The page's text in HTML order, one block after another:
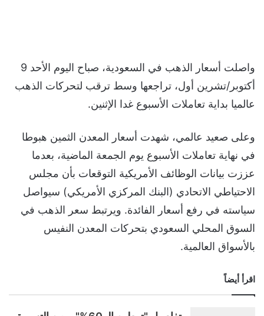
واصلت أسعار الذهب في السعودية، صباح اليوم الأحد 9
أكتوبر/تشرين أول، تراجعها وسط ترقب لتحركات الذهب
عالميا بداية تعاملات الأسبوع غدا الإثنين.
وعلى صعيد عالمي، شهدت أسعار المعدن الثمين هبوطا
في نهاية تعاملات الأسبوع يوم الجمعة الماضية، بعدما
عززت بيانات الوظائف الأمريكية التوقعات بأن مجلس
الاحتياطي الاتحادي (البنك المركزي الأمريكي) سيواصل
سياسته في رفع أسعار الفائدة. ويرتبط سعر الذهب في
السوق المحلي السعودي بتحركات المعدن النفيس
بالأسواق العالمية.
اقرأ أيضاً